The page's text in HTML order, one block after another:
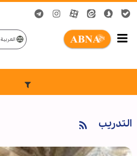
العربية
التدريب